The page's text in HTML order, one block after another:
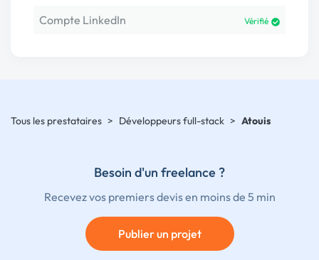
Compte LinkedIn Vérifié
Tous les prestataires > Développeurs full-stack > Atouis
Besoin d'un freelance ?
Recevez vos premiers devis en moins de 5 min
Publier un projet